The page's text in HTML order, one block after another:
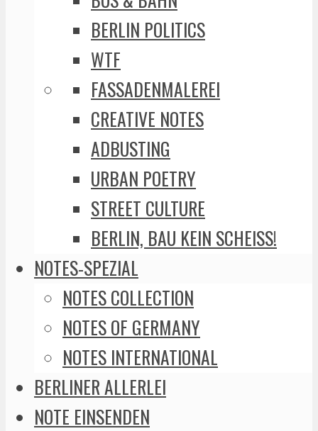
BERLIN POLITICS
WTF
FASSADENMALEREI
CREATIVE NOTES
ADBUSTING
URBAN POETRY
STREET CULTURE
BERLIN, BAU KEIN SCHEISS!
NOTES-SPEZIAL
NOTES COLLECTION
NOTES OF GERMANY
NOTES INTERNATIONAL
BERLINER ALLERLEI
NOTE EINSENDEN